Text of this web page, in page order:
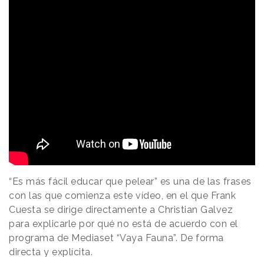
“Es más fácil educar que pelear” es una de las frases
con las que comienza este vídeo, en el que Frank
Cuesta se dirige directamente a Christian Galvez
para explicarle por qué no está de acuerdo con el
programa de Mediaset “Vaya Fauna”. De forma
directa y explícita.